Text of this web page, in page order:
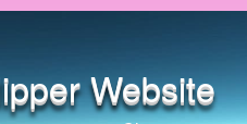
o conteúdo
Website